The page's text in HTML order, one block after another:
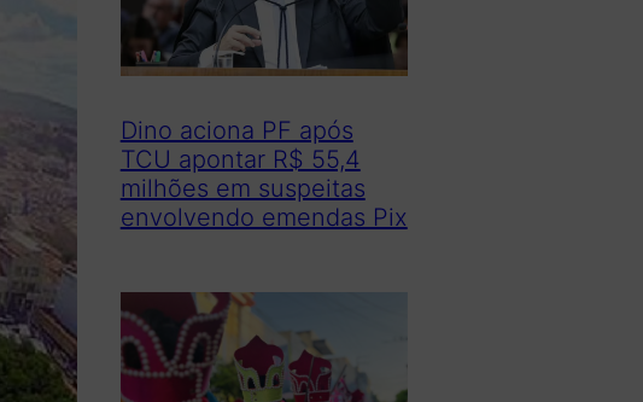
a
Dino aciona PF após
TCU apontar R$ 55,4
milhões em suspeitas
envolvendo emendas Pix